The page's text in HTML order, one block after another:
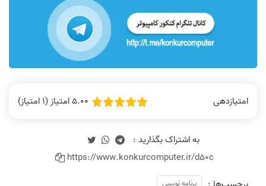
امتیازدهی 5.00 امتیاز (1 امتیاز)
https://www.konkurcomputer.ir/d50c
برنامه نویسی